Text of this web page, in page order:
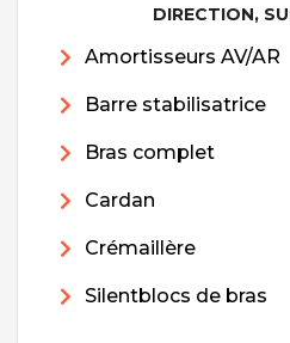
DIRECTION,
Amortisseurs AV/AR
Barre stabilisatrice
Bras complet
Cardan
Crémaillère
Silentblocs de bras